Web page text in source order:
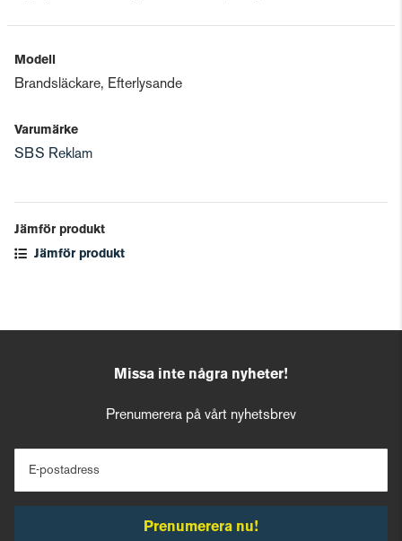
Modell
Brandsläckare, Efterlysande
Varumärke
SBS Reklam
Jämför produkt
Jämför produkt
Missa inte några nyheter!
Prenumerera på vårt nyhetsbrev
E-postadress
Prenumerera nu!